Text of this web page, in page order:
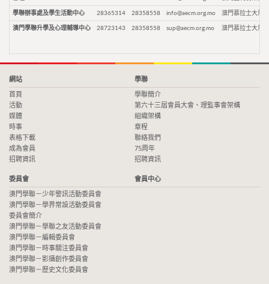
學聯辦事處及學生活動中心 28365314 28358558 info@aecm.org.mo 澳門慕拉士大馬
澳門學聯升學及心理輔導中心 28723143 28358558 sup@aecm.org.mo 澳門慕拉士大馬
網站
首頁
活動
媒體
時事
表格下載
成為會員
招聘資訊
學聯
學聯簡介
第六十三屆會員大會、理監事會架構
組織架構
章程
聯絡我們
75周年
招聘資訊
委員會
澳門學聯－少年警訊活動委員會
澳門學聯－學界常設活動委員會
委員會簡介
澳門學聯－學聯之友活動委員會
澳門學聯－編輯委員會
澳門學聯－時事關注委員會
澳門學聯－影攝創作委員會
澳門學聯－歷史文化委員會
會員中心